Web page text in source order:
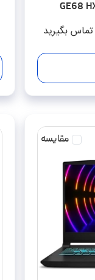
GE68
DDR5-
تماس بگیرید
مقایسه